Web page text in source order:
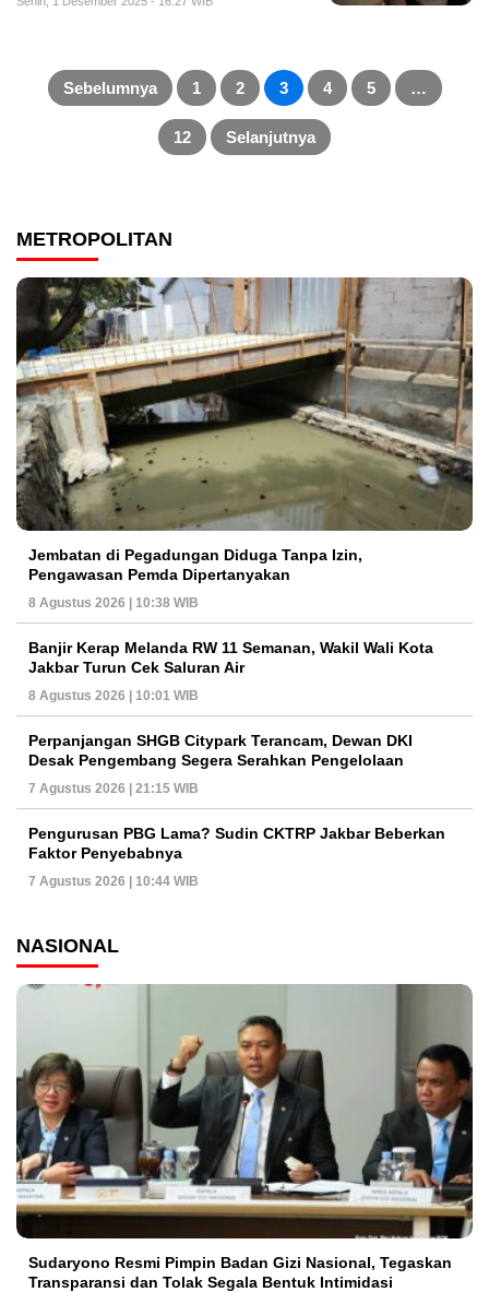
Paginasi
posSebelumnya 1 2 3 4 5 …
12 Selanjutnya
METROPOLITAN
Jembatan di Pegadungan Diduga Tanpa Izin,
Pengawasan Pemda Dipertanyakan
8 Agustus 2026 | 10:38 WIB
Banjir Kerap Melanda RW 11 Semanan, Wakil Wali Kota
Jakbar Turun Cek Saluran Air
8 Agustus 2026 | 10:01 WIB
Perpanjangan SHGB Citypark Terancam, Dewan DKI
Desak Pengembang Segera Serahkan Pengelolaan
7 Agustus 2026 | 21:15 WIB
Pengurusan PBG Lama? Sudin CKTRP Jakbar Beberkan
Faktor Penyebabnya
7 Agustus 2026 | 10:44 WIB
NASIONAL
Sudaryono Resmi Pimpin Badan Gizi Nasional, Tegaskan
Transparansi dan Tolak Segala Bentuk Intimidasi